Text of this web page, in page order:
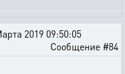
2019 09:50:05
Сообщение #84